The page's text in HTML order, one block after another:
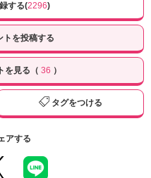
する(2296)
トを投稿する
を見る（ 36 ）
タグをつける
アする